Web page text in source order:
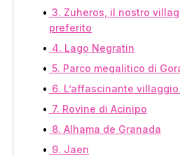
3. Zuheros, il nostro
preferito
4. Lago Negratin
5. Parco megalitico di
6. L’affascinante
7. Rovine di Acinipo
8. Alhama de Granada
9. Jaen